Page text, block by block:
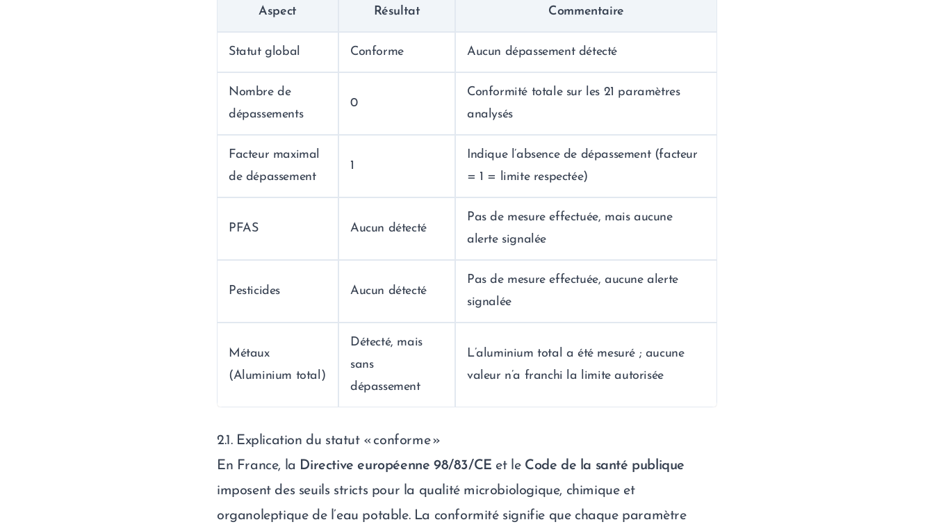
Aspect Résultat Commentaire
Statut global Conforme Aucun dépassement détecté
Nombre de
dépassements
0
Conformité totale sur les 21 paramètres
analysés
Facteur maximal
de dépassement
1
Indique l’absence de dépassement (facteur
= 1 = limite respectée)
PFAS Aucun détecté
Pas de mesure effectuée, mais aucune
alerte signalée
Pesticides Aucun détecté
Pas de mesure effectuée, aucune alerte
signalée
Métaux
(Aluminium total)
Détecté, mais
sans
dépassement
L’aluminium total a été mesuré ; aucune
valeur n’a franchi la limite autorisée
2.1. Explication du statut « conforme »
En France, la Directive européenne 98/83/CE et le Code de la santé publique
imposent des seuils stricts pour la qualité microbiologique, chimique et
organoleptique de l’eau potable. La conformité signifie que chaque paramètre